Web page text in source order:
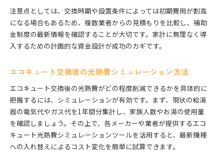
注意点としては、交換時期や設置条件によっては初期費用が割高
になる場合もあるため、複数業者からの見積もりを比較し、補助
金制度の最新情報を確認することが大切です。家計に無理なく導
入するための計画的な資金設計が成功のカギです。
エコキュート交換後の光熱費シミュレーション方法
エコキュート交換後の光熱費がどの程度削減できるかを具体的に
把握するには、シミュレーションが有効です。まず、現状の給湯
器の電気代やガス代を1年間分集計し、家族人数やお湯の使用量
を確認しましょう。その上で、各メーカーや業者が提供するエコ
キュート光熱費シミュレーションツールを活用すると、最新機種
への入れ替えによるコスト変化を簡単に試算できます。